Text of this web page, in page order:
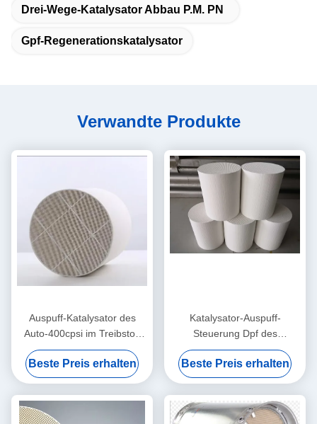
Drei-Wege-Katalysator Abbau P.M. PN
Gpf-Regenerationskatalysator
Verwandte Produkte
Auspuff-Katalysator des
Auto-400cpsi im Treibstoff
Gpf-Filter-
Regenerationspassiven
Beste Preis erhalten
Katalysator-Auspuff-
Steuerung Dpf des
Automobil-200cpsi auf
Treibstoff-Auto-Passagier
Beste Preis erhalten